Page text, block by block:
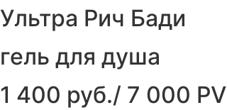
Ультра Рич Бади
гель для душа
1 400 руб./ 7 000 PV